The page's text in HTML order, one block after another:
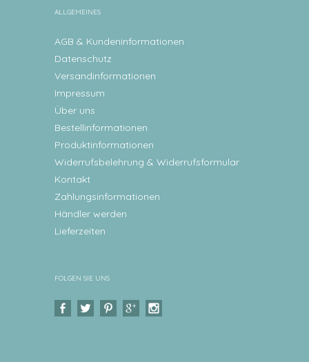
ALLGEMEINES
AGB & Kundeninformationen
Datenschutz
Versandinformationen
Impressum
Über uns
Bestellinformationen
Produktinformationen
Widerrufsbelehrung & Widerrufsformular
Kontakt
Zahlungsinformationen
Händler werden
Lieferzeiten
FOLGEN SIE UNS